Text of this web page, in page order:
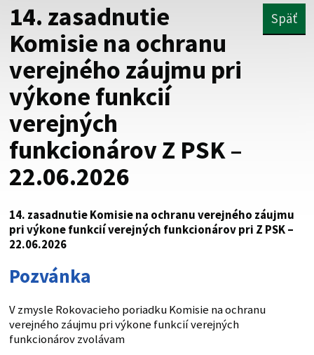
Táto stránka je zabezpečená
Buďte pozorní a vždy sa uistite, že zdieľate informácie iba
cez zabezpečenú webovú stránku. Zabezpečená stránka
vždy začína https:// pred názvom domény webového sídla.
14. zasadnutie
Komisie na ochranu
verejného záujmu pri
výkone funkcií
verejných
funkcionárov Z PSK –
22.06.2026
Späť
14. zasadnutie Komisie na ochranu verejného záujmu
pri výkone funkcií verejných funkcionárov pri Z PSK –
22.06.2026
Pozvánka
V zmysle Rokovacieho poriadku Komisie na ochranu
verejného záujmu pri výkone funkcií verejných
funkcionárov zvolávam